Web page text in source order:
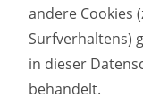
andere Cookies
Surfverhaltens)
in dieser
behandelt.